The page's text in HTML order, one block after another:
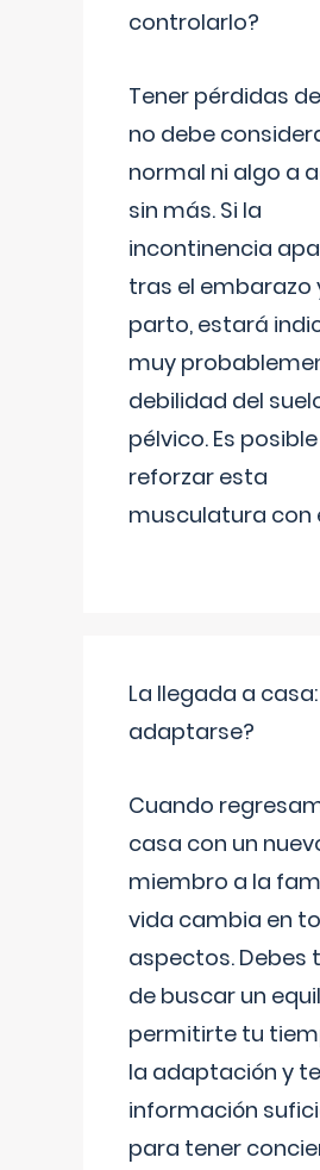
controlarlo?
Tener pérdidas
no debe
normal ni algo a
sin más. Si la
incontinencia
tras el embarazo
parto, estará
muy
debilidad del
pélvico. Es posible
reforzar esta
musculatura con
La llegada a
adaptarse?
Cuando
casa con un
miembro a la
vida cambia en
aspectos. Debes
de buscar un
permitirte tu
la adaptación y
información
para tener